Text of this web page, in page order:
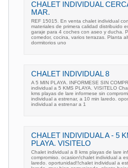
CHALET INDIVIDUAL
MAR.
REF 15015. En venta chalet individual
materiales de primera calidad distribuido
garaje para 4 coches con aseo y ducha.
comedor, cocina, varios terrazas. Planta
dormitorios uno
CHALET INDIVIDUAL 8
A 5 MIN PLAYA. INFORMESE SIN
individual a 5 KMS PLAYA. VISITELO
kms playas de lare informese sin
individual a estrenar, a 10 min laredo.
individual a estrenar a 1
CHALET INDIVIDUAL A - 5
PLAYA. VISITELO
Chalet individual a 8 kms playas de lare
compromiso. ocasion!chalet individual a
laredo. oportunidad!!chalet individual a